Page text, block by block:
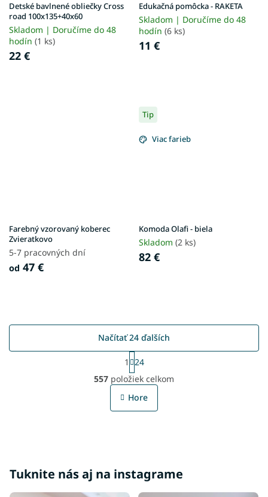
Detské bavlnené obliečky Cross
road 100x135+40x60
Skladom | Doručíme do 48
hodín (1 ks)
22 €
Edukačná pomôcka - RAKETA
Skladom | Doručíme do 48
hodín (6 ks)
11 €
Farebný vzorovaný koberec
Zvieratkovo
5-7 pracovných dní
od 47 €
Tip
Viac farieb
Komoda Olafi - biela
Skladom (2 ks)
82 €
O
v
l
p
Načítať 24 ďalších
S
t
r
á
n
e
1
24
557 položiek celkom
Hore
Tuknite nás aj na instagrame